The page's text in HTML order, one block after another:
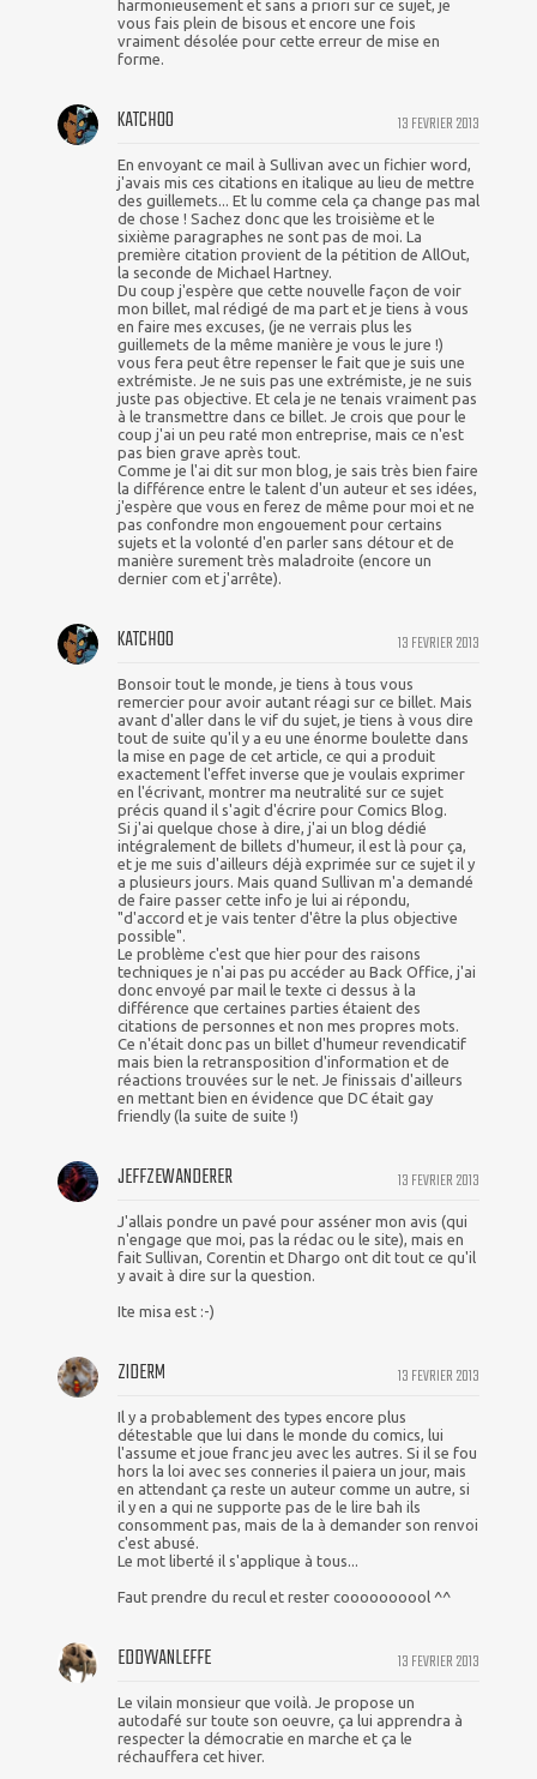
harmonieusement et sans a priori sur ce sujet, je
vous fais plein de bisous et encore une fois
vraiment désolée pour cette erreur de mise en
forme.
13 FEVRIER 2013
KATCHOO
En envoyant ce mail à Sullivan avec un fichier word,
j'avais mis ces citations en italique au lieu de mettre
des guillemets... Et lu comme cela ça change pas mal
de chose ! Sachez donc que les troisième et le
sixième paragraphes ne sont pas de moi. La
première citation provient de la pétition de AllOut,
la seconde de Michael Hartney.
Du coup j'espère que cette nouvelle façon de voir
mon billet, mal rédigé de ma part et je tiens à vous
en faire mes excuses, (je ne verrais plus les
guillemets de la même manière je vous le jure !)
vous fera peut être repenser le fait que je suis une
extrémiste. Je ne suis pas une extrémiste, je ne suis
juste pas objective. Et cela je ne tenais vraiment pas
à le transmettre dans ce billet. Je crois que pour le
coup j'ai un peu raté mon entreprise, mais ce n'est
pas bien grave après tout.
Comme je l'ai dit sur mon blog, je sais très bien faire
la différence entre le talent d'un auteur et ses idées,
j'espère que vous en ferez de même pour moi et ne
pas confondre mon engouement pour certains
sujets et la volonté d'en parler sans détour et de
manière surement très maladroite (encore un
dernier com et j'arrête).
13 FEVRIER 2013
KATCHOO
Bonsoir tout le monde, je tiens à tous vous
remercier pour avoir autant réagi sur ce billet. Mais
avant d'aller dans le vif du sujet, je tiens à vous dire
tout de suite qu'il y a eu une énorme boulette dans
la mise en page de cet article, ce qui a produit
exactement l'effet inverse que je voulais exprimer
en l'écrivant, montrer ma neutralité sur ce sujet
précis quand il s'agit d'écrire pour Comics Blog.
Si j'ai quelque chose à dire, j'ai un blog dédié
intégralement de billets d'humeur, il est là pour ça,
et je me suis d'ailleurs déjà exprimée sur ce sujet il y
a plusieurs jours. Mais quand Sullivan m'a demandé
de faire passer cette info je lui ai répondu,
"d'accord et je vais tenter d'être la plus objective
possible".
Le problème c'est que hier pour des raisons
techniques je n'ai pas pu accéder au Back Office, j'ai
donc envoyé par mail le texte ci dessus à la
différence que certaines parties étaient des
citations de personnes et non mes propres mots.
Ce n'était donc pas un billet d'humeur revendicatif
mais bien la retransposition d'information et de
réactions trouvées sur le net. Je finissais d'ailleurs
en mettant bien en évidence que DC était gay
friendly (la suite de suite !)
13 FEVRIER 2013
JEFFZEWANDERER
J'allais pondre un pavé pour asséner mon avis (qui
n'engage que moi, pas la rédac ou le site), mais en
fait Sullivan, Corentin et Dhargo ont dit tout ce qu'il
y avait à dire sur la question.
Ite misa est :-)
13 FEVRIER 2013
ZIDERM
Il y a probablement des types encore plus
détestable que lui dans le monde du comics, lui
l'assume et joue franc jeu avec les autres. Si il se fou
hors la loi avec ses conneries il paiera un jour, mais
en attendant ça reste un auteur comme un autre, si
il y en a qui ne supporte pas de le lire bah ils
consomment pas, mais de la à demander son renvoi
c'est abusé.
Le mot liberté il s'applique à tous...
Faut prendre du recul et rester coooooooool ^^
13 FEVRIER 2013
EDDYVANLEFFE
Le vilain monsieur que voilà. Je propose un
autodafé sur toute son oeuvre, ça lui apprendra à
respecter la démocratie en marche et ça le
réchauffera cet hiver.